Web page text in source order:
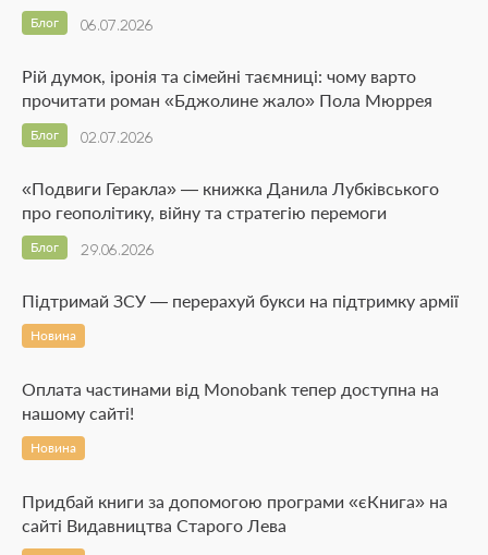
06.07.2026
Блог
Рій думок, іронія та сімейні таємниці: чому варто
прочитати роман «Бджолине жало» Пола Мюррея
02.07.2026
Блог
«Подвиги Геракла» — книжка Данила Лубківського
про геополітику, війну та стратегію перемоги
29.06.2026
Блог
Підтримай ЗСУ — перерахуй букси на підтримку армії
Новина
Оплата частинами від Monobank тепер доступна на
нашому сайті!
Новина
Придбай книги за допомогою програми «єКнига» на
сайті Видавництва Старого Лева